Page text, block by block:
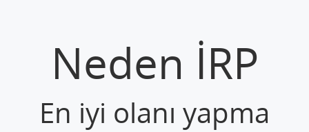
Neden İRP
En iyi olanı yapma